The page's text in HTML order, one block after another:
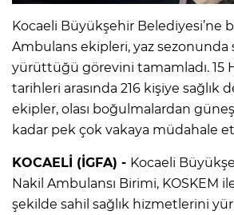
Kocaeli Büyükşehir Belediyesi’ne
Ambulans ekipleri, yaz sezonunda
yürüttüğü görevini tamamladı. 15
tarihleri arasında 216 kişiye sağlık
ekipler, olası boğulmalardan
kadar pek çok vakaya müdahale
KOCAELİ (İGFA) - Kocaeli
Nakil Ambulansı Birimi, KOSKEM
şekilde sahil sağlık hizmetlerini